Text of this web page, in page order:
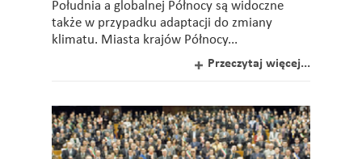
Południa a globalnej Północy są widoczne
także w przypadku adaptacji do zmiany
klimatu. Miasta krajów Północy...
Przeczytaj więcej...